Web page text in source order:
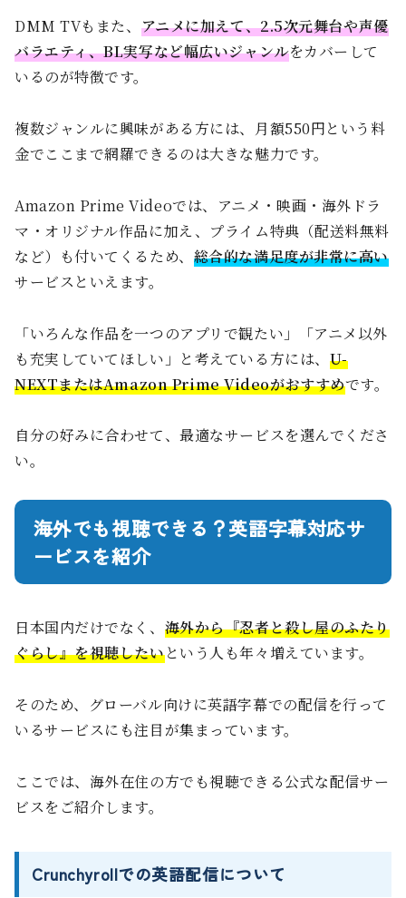
DMM TVもまた、 アニメに加えて、2.5次元舞台や声優
バラエティ、BL実写など幅広いジャンルをカバーして
いるのが特徴です。
複数ジャンルに興味がある方には、月額550円という料
金でここまで網羅できるのは大きな魅力です。
Amazon Prime Videoでは、アニメ・映画・海外ドラ
マ・オリジナル作品に加え、プライム特典（配送料無料
など）も付いてくるため、 総合的な満足度が非常に高い
サービスといえます。
「いろんな作品を一つのアプリで観たい」「アニメ以外
も充実していてほしい」と考えている方には、 U-
NEXTまたはAmazon Prime Videoがおすすめです。
自分の好みに合わせて、最適なサービスを選んでくださ
い。
海外でも視聴できる？英語字幕対応サ
ービスを紹介
日本国内だけでなく、 海外から『忍者と殺し屋のふたり
ぐらし』を視聴したいという人も年々増えています。
そのため、グローバル向けに英語字幕での配信を行って
いるサービスにも注目が集まっています。
ここでは、海外在住の方でも視聴できる公式な配信サー
ビスをご紹介します。
Crunchyrollでの英語配信について